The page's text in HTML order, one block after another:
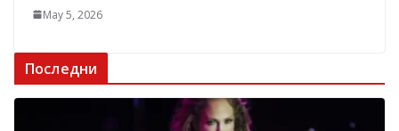
May 5, 2026
Последни